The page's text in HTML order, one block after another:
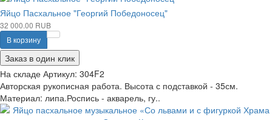
Яйцо Пасхальное "Георгий Победоносец"
32 000.00 RUB
В корзину
Заказ в один клик
На складе Артикул: 304F2
Авторская рукописная работа. Высота с подставкой - 35см.
Материал: липа.Роспись - акварель, гу..